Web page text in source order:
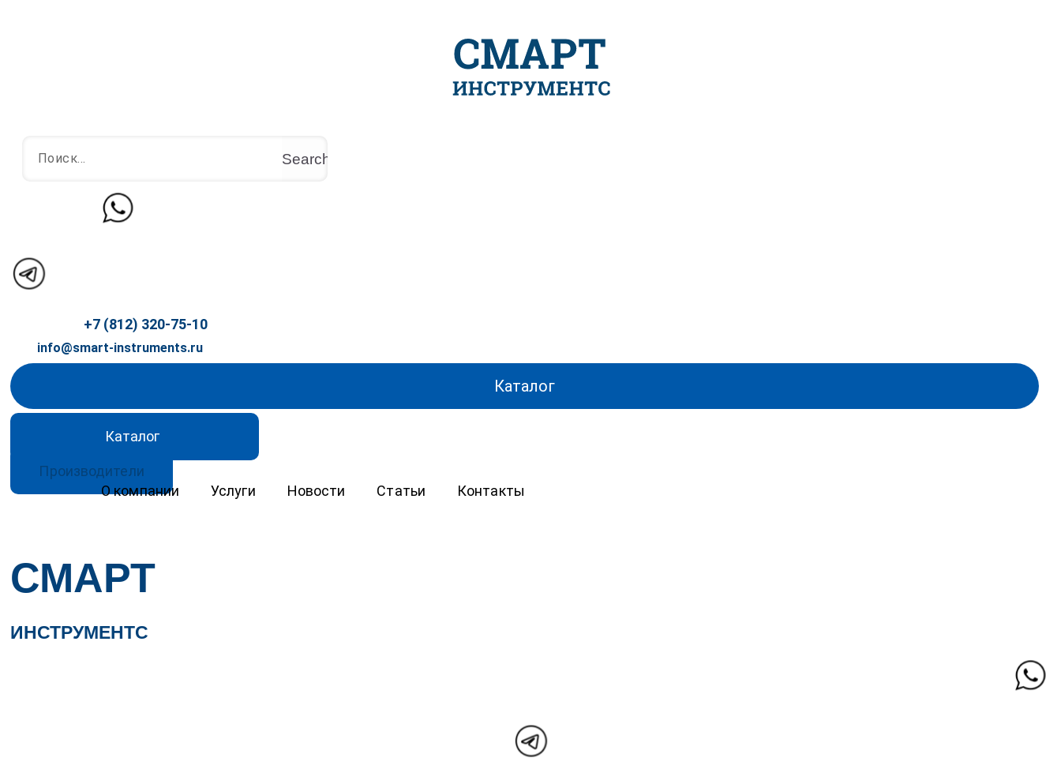
Search
+7 (812) 320-75-10
info@smart-instruments.ru
Каталог
Каталог
Производители
О компании
Услуги Новости Статьи Контакты
СМАРТ
ИНСТРУМЕНТС